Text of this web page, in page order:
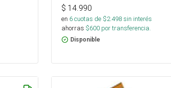
$ 14.990
en 6cuotas de $2.498sin interés
ahorras $600por transferencia.
Disponible